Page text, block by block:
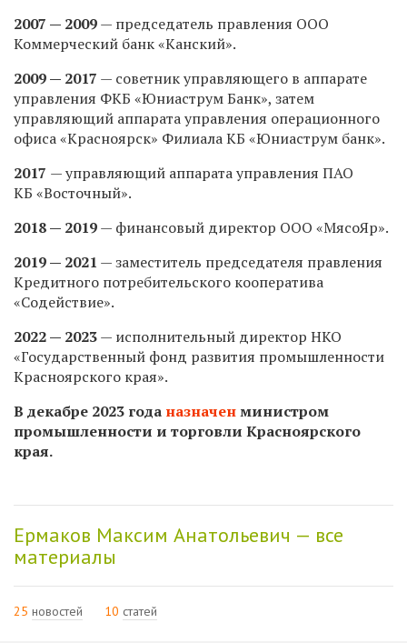
2007 — 2009— председатель правления ООО
Коммерческий банк «Канский».
2009 — 2017 — советник управляющего в аппарате
управления ФКБ «Юниаструм Банк», затем
управляющий аппарата управления операционного
офиса «Красноярск» Филиала КБ «Юниаструм банк».
2017 — управляющий аппарата управления ПАО
КБ «Восточный».
2018 — 2019— финансовый директор ООО «МясоЯр».
2019 — 2021 — заместитель председателя правления
Кредитного потребительского кооператива
«Содействие».
2022 — 2023— исполнительный директор НКО
«Государственный фонд развития промышленности
Красноярского края».
В декабре 2023 года назначенминистром
промышленности и торговли Красноярского
края.
Ермаков Максим Анатольевич — все
материалы
25 новостей 10 статей